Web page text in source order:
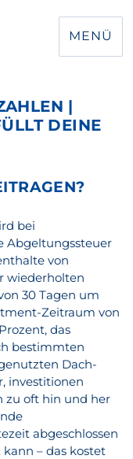
MENÜ
|
DEINE
bei
Abgeltungssteuer
von
wiederholten
30 Tagen um
Zeitraum von
das
bestimmten
Dach-
investitionen
zu oft hin und her
abgeschlossen
– das kostet